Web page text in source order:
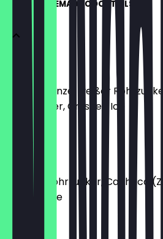
ENJOY HOMEMADE COCKTAILS
Mojito
Limette, Minze, weißer
Sodawasser, Crushed Ice
€ 8,90
Caipirinha
Limette, Rohrzucker, Cachaca
Crushed Ice